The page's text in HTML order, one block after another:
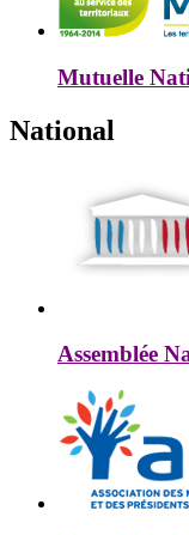
Mutuelle
National
Assemblée